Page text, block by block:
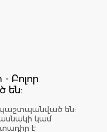
- Բոլոր
են:
պաշտպանված են:
կամ
է